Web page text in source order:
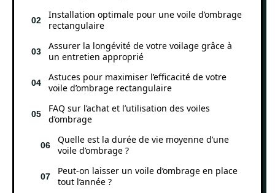
Installation optimale pour une voile d’ombrage
rectangulaire
Assurer la longévité de votre voilage grâce à
un entretien approprié
Astuces pour maximiser l’efficacité de votre
voile d’ombrage rectangulaire
FAQ sur l’achat et l’utilisation des voiles
d’ombrage
Quelle est la durée de vie moyenne d’une
voile d’ombrage ?
Peut-on laisser un voile d’ombrage en place
tout l’année ?